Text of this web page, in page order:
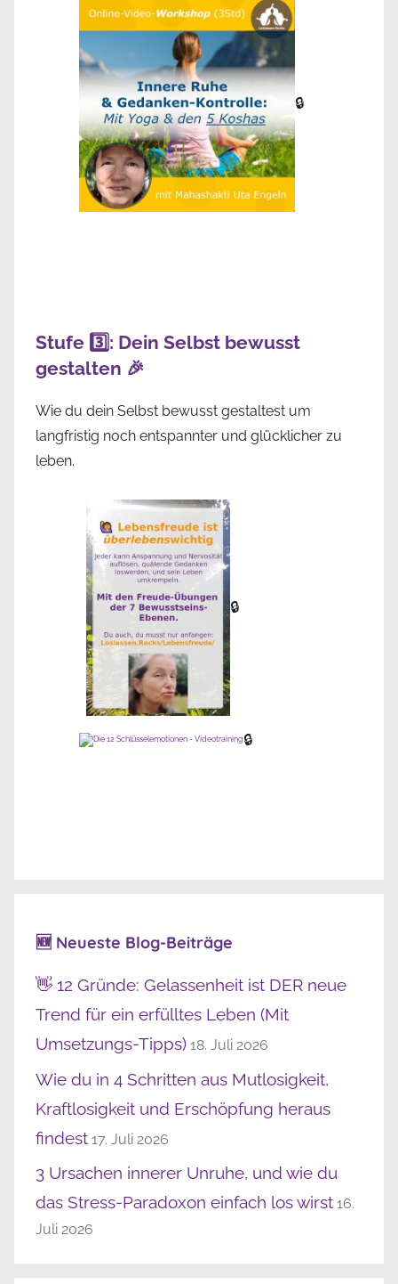
🔒
Stufe 3️⃣: Dein Selbst bewusst
gestalten 🎉
Wie du dein Selbst bewusst gestaltest um
langfristig noch entspannter und glücklicher zu
leben.
🔒
🔒
🆕 Neueste Blog-Beiträge
👋 12 Gründe: Gelassenheit ist DER neue
Trend für ein erfülltes Leben (Mit
Umsetzungs-Tipps) 18. Juli 2026
Wie du in 4 Schritten aus Mutlosigkeit,
Kraftlosigkeit und Erschöpfung heraus
findest 17. Juli 2026
3 Ursachen innerer Unruhe, und wie du
das Stress-Paradoxon einfach los wirst 16.
Juli 2026